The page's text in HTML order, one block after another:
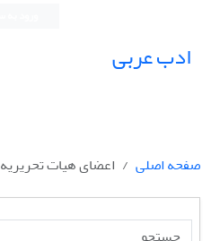
ادب عربی
صفحه اصلی اعضای هیات تحریریه